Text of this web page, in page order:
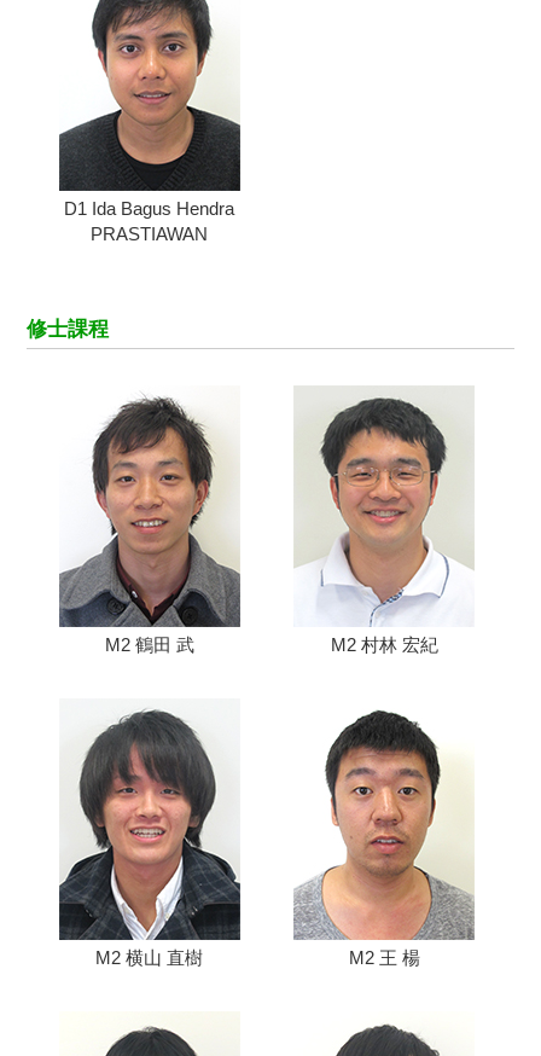
D1 Ida Bagus Hendra
PRASTIAWAN
修士課程
M2 鶴田 武 M2 村林 宏紀
M2 横山 直樹 M2 王 楊